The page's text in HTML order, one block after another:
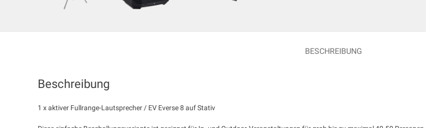
BESCHREIBUNG
Beschreibung
1 x aktiver Fullrange-Lautsprecher / EV Everse 8 auf Stativ